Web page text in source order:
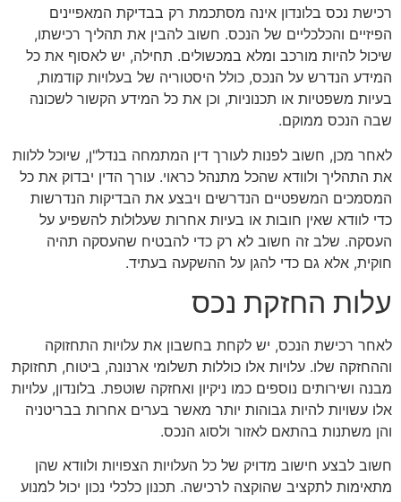
רכישת נכס בלונדון אינה מסתכמת רק בבדיקת המאפיינים
הפיזיים והכלכליים של הנכס. חשוב להבין את תהליך רכישתו,
שיכול להיות מורכב ומלא במכשולים. תחילה, יש לאסוף את כל
המידע הנדרש על הנכס, כולל היסטוריה של בעלויות קודמות,
בעיות משפטיות או תכנוניות, וכן את כל המידע הקשור לשכונה
שבה הנכס ממוקם.
לאחר מכן, חשוב לפנות לעורך דין המתמחה בנדל"ן, שיוכל ללוות
את התהליך ולוודא שהכל מתנהל כראוי. עורך הדין יבדוק את כל
המסמכים המשפטיים הנדרשים ויבצע את הבדיקות הנדרשות
כדי לוודא שאין חובות או בעיות אחרות שעלולות להשפיע על
העסקה. שלב זה חשוב לא רק כדי להבטיח שהעסקה תהיה
חוקית, אלא גם כדי להגן על ההשקעה בעתיד.
עלות החזקת נכס
לאחר רכישת הנכס, יש לקחת בחשבון את עלויות התחזוקה
וההחזקה שלו. עלויות אלו כוללות תשלומי ארנונה, ביטוח, תחזוקת
מבנה ושירותים נוספים כמו ניקיון ואחזקה שוטפת. בלונדון, עלויות
אלו עשויות להיות גבוהות יותר מאשר בערים אחרות בבריטניה
והן משתנות בהתאם לאזור ולסוג הנכס.
חשוב לבצע חישוב מדויק של כל העלויות הצפויות ולוודא שהן
מתאימות לתקציב שהוקצה לרכישה. תכנון כלכלי נכון יכול למנוע